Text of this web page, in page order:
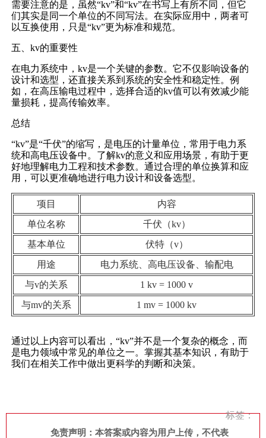
需要注意的是，虽然“kv”和“kv”在书写上有所不同，但它
们其实是同一个单位的不同写法。在实际应用中，两者可
以互换使用，只是“kv”更为标准和规范。
五、kv的重要性
在电力系统中，kv是一个关键的参数。它不仅影响设备的
设计和选型，还直接关系到系统的安全性和稳定性。例
如，在高压输电过程中，选择合适的kv值可以有效减少能
量损耗，提高传输效率。
总结
“kv”是“千伏”的缩写，是电压的计量单位，常用于电力系
统和高电压设备中。了解kv的意义和应用场景，有助于更
好地理解电力工程和技术参数。通过合理的单位换算和应
用，可以更准确地进行电力设计和设备选型。
项目
内容
单位名称
千伏（kv）
基本单位
伏特（v）
用途
电力系统、高电压设备、输配电
与v的关系
1 kv = 1000 v
与mv的关系
1 mv = 1000 kv
通过以上内容可以看出，“kv”并不是一个复杂的概念，而
是电力领域中常见的单位之一。掌握其基本知识，有助于
我们在相关工作中做出更科学的判断和决策。
标签：
免责声明：本答案或内容为用户上传，不代表